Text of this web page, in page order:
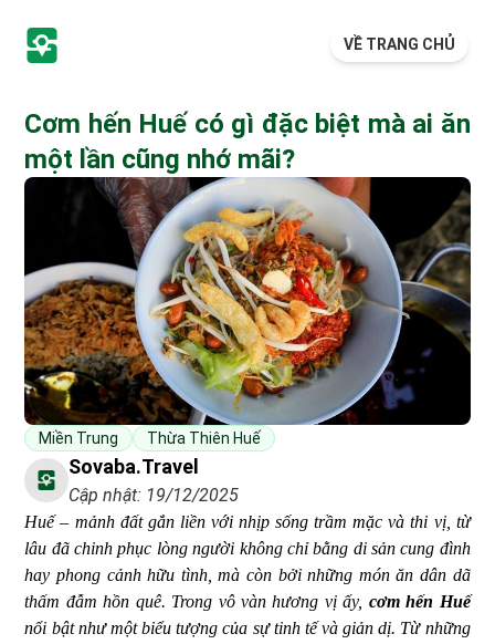
VỀ TRANG CHỦ
Cơm hến Huế có gì đặc biệt mà ai ăn
một lần cũng nhớ mãi?
Miền Trung Thừa Thiên Huế
Sovaba.travel
Cập nhật: 19/12/2025
Huế – mảnh đất gắn liền với nhịp sống trầm mặc và thi vị, từ
lâu đã chinh phục lòng người không chỉ bằng di sản cung đình
hay phong cảnh hữu tình, mà còn bởi những món ăn dân dã
thấm đẫm hồn quê. Trong vô vàn hương vị ấy, cơm hến Huế
nổi bật như một biểu tượng của sự tinh tế và giản dị. Từ những